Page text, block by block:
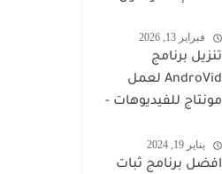
فبراير 13, 2026
تنزيل برنامج
AndroVid لعمل
مونتاج للفيديوهات -
يناير 19, 2024
افضل برنامج ثبات